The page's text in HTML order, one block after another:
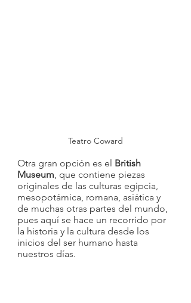
Teatro Coward
Otra gran opción es el British
Museum , que contiene piezas
originales de las culturas egipcia,
mesopotámica, romana, asiática y
de muchas otras partes del mundo,
pues aquí se hace un recorrido por
la historia y la cultura desde los
inicios del ser humano hasta
nuestros días.